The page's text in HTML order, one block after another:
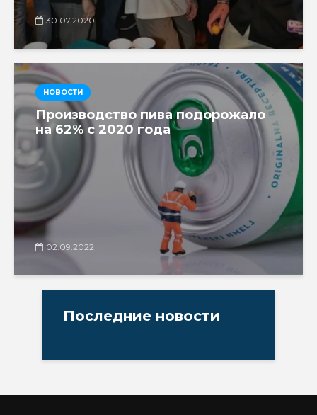
30.07.2020
НОВОСТИ
Производство пива подорожало
на 62% с 2020 года
02.09.2022
Последние новости